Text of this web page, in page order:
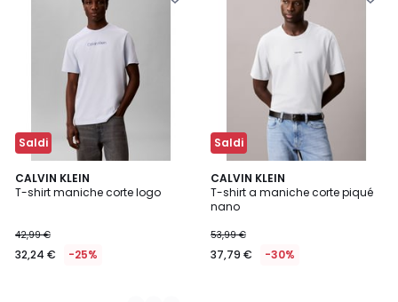
Saldi
CALVIN KLEIN
T-shirt maniche corte logo
42,99 €
32,24 € -25%
2
Colori
Saldi
CALVIN KLEIN
T-shirt a maniche corte piqué
nano
53,99 €
37,79 € -30%